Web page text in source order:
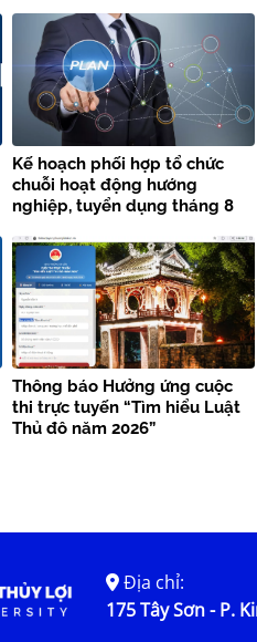
Kế hoạch phối hợp tổ chức
chuỗi hoạt động hướng
nghiệp, tuyển dụng tháng 8
Thủy lợi và Vieclam24h
Thông báo Hưởng ứng cuộc
thi trực tuyến “Tìm hiểu Luật
Thủ đô năm 2026”
Địa chỉ:
175 Tây Sơn - P.